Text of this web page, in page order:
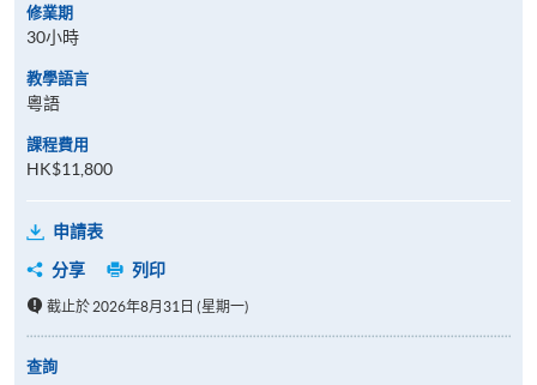
修業期
30小時
教學語言
粵語
課程費用
HK$11,800
申請表
分享
列印
截止於 2026年8月31日 (星期一)
查詢